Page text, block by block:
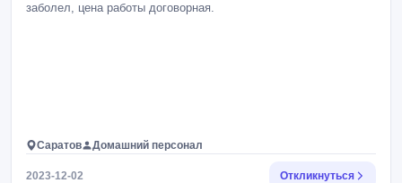
заболел, цена работы договорная.
Саратов Домашний персонал
2023-12-02 Откликнуться